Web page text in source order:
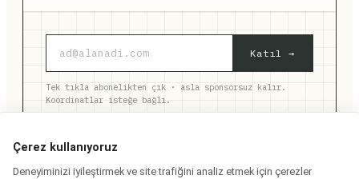
Katıl →
Tek tıkla abonelikten çık · asla sponsorsuz kalır.
Koordinatlar isteğe bağlı.
Çerez kullanıyoruz
Deneyiminizi iyileştirmek ve site trafiğini analiz etmek için çerezler